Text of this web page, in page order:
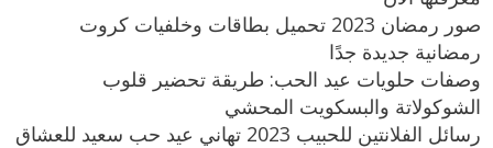
صور رمضان 2023 تحميل بطاقات وخلفيات كروت
رمضانية جديدة جدًا
وصفات حلويات عيد الحب: طريقة تحضير قلوب
الشوكولاتة والبسكويت المحشي
رسائل الفلانتين للحبيب 2023 تهاني عيد حب سعيد للعشاق